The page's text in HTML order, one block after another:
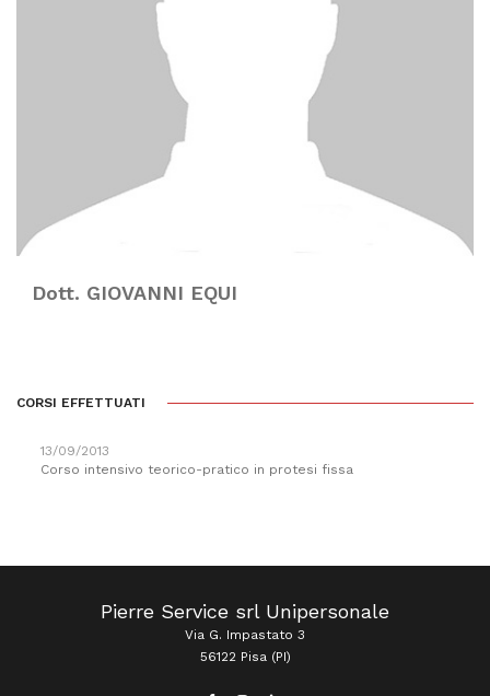
Dott. GIOVANNI EQUI
CORSI EFFETTUATI
13/09/2013
Corso intensivo teorico-pratico in protesi fissa
Pierre Service srl Unipersonale
Via G. Impastato 3
56122 Pisa (PI)